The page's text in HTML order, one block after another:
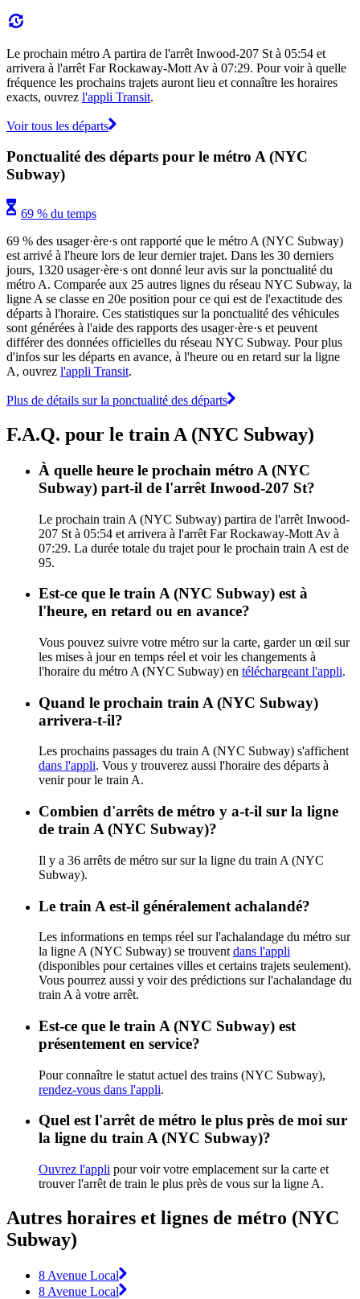
Le prochain métro A partira de l'arrêt Inwood-207 St à 05:54 et
arrivera à l'arrêt Far Rockaway-Mott Av à 07:29. Pour voir à quelle
fréquence les prochains trajets auront lieu et connaître les horaires
exacts, ouvrez l'appli Transit.
Voir tous les départs
Ponctualité des départs pour le métro A (NYC
Subway)
69 % du temps
69 % des usager·ère·s ont rapporté que le métro A (NYC Subway)
est arrivé à l'heure lors de leur dernier trajet. Dans les 30 derniers
jours, 1320 usager·ère·s ont donné leur avis sur la ponctualité du
métro A. Comparée aux 25 autres lignes du réseau NYC Subway, la
ligne A se classe en 20e position pour ce qui est de l'exactitude des
départs à l'horaire. Ces statistiques sur la ponctualité des véhicules
sont générées à l'aide des rapports des usager·ère·s et peuvent
différer des données officielles du réseau NYC Subway. Pour plus
d'infos sur les départs en avance, à l'heure ou en retard sur la ligne
A, ouvrez l'appli Transit.
Plus de détails sur la ponctualité des départs
F.A.Q. pour le train A (NYC Subway)
À quelle heure le prochain métro A (NYC
Subway) part-il de l'arrêt Inwood-207 St?
Le prochain train A (NYC Subway) partira de l'arrêt Inwood-
207 St à 05:54 et arrivera à l'arrêt Far Rockaway-Mott Av à
07:29. La durée totale du trajet pour le prochain train A est de
95.
Est-ce que le train A (NYC Subway) est à
l'heure, en retard ou en avance?
Vous pouvez suivre votre métro sur la carte, garder un œil sur
les mises à jour en temps réel et voir les changements à
l'horaire du métro A (NYC Subway) en téléchargeant l'appli.
Quand le prochain train A (NYC Subway)
arrivera-t-il?
Les prochains passages du train A (NYC Subway) s'affichent
dans l'appli. Vous y trouverez aussi l'horaire des départs à
venir pour le train A.
Combien d'arrêts de métro y a-t-il sur la ligne
de train A (NYC Subway)?
Il y a 36 arrêts de métro sur sur la ligne du train A (NYC
Subway).
Le train A est-il généralement achalandé?
Les informations en temps réel sur l'achalandage du métro sur
la ligne A (NYC Subway) se trouvent dans l'appli
(disponibles pour certaines villes et certains trajets seulement).
Vous pourrez aussi y voir des prédictions sur l'achalandage du
train A à votre arrêt.
Est-ce que le train A (NYC Subway) est
présentement en service?
Pour connaître le statut actuel des trains (NYC Subway),
rendez-vous dans l'appli.
Quel est l'arrêt de métro le plus près de moi sur
la ligne du train A (NYC Subway)?
Ouvrez l'appli pour voir votre emplacement sur la carte et
trouver l'arrêt de train le plus près de vous sur la ligne A.
Autres horaires et lignes de métro (NYC
Subway)
8 Avenue Local
8 Avenue Local